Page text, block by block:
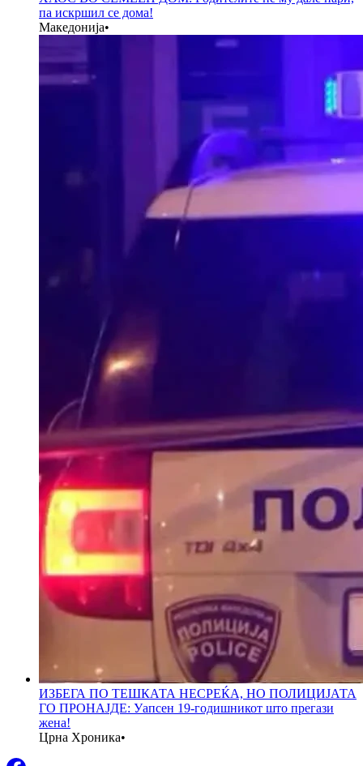
па искршил се дома!
Македонија•
ИЗБЕГА ПО ТЕШКАТА НЕСРЕЌА, НО ПОЛИЦИЈАТА
ГО ПРОНАЈДЕ: Уапсен 19-годишникот што прегази
жена!
Црна Хроника•